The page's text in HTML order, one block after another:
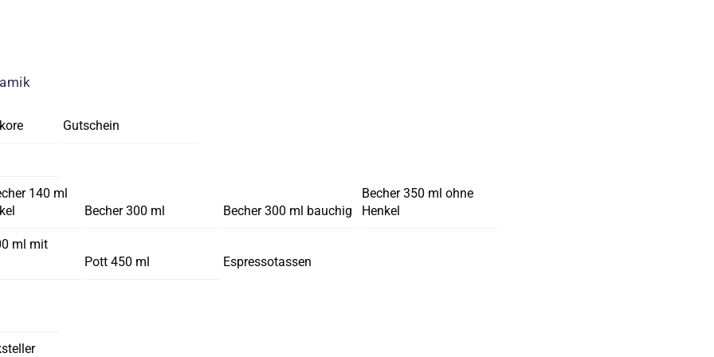
Gutschein
140 ml
Becher 300 ml Becher 300 ml bauchig
Becher 350 ml ohne
Henkel
ml mit
Pott 450 ml
Espressotassen